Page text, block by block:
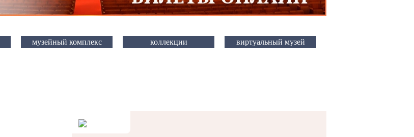
музейный комплекс коллекции виртуальный музей